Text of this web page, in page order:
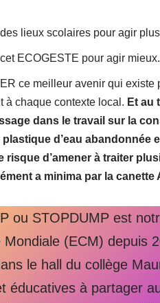
lieux scolaires pour agir
ECOGESTE pour agir mieux.
ce meilleur avenir qui
à chaque contexte local. Et au
dans le travail sur la
plastique d’eau
risque d’amener à traiter
a minima par la canette
ou STOPDUMP est
(ECM) depuis
le hall du collège
éducatives à partager